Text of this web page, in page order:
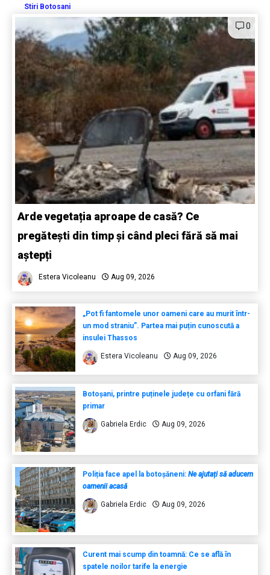
Stiri Botosani
0
Arde vegetația aproape de casă? Ce
pregătești din timp și când pleci fără să mai
aștepți
Estera Vicoleanu Aug 09, 2026
„Pot fi fantomele unor oameni care au murit într-
un mod straniu”. Partea mai puțin cunoscută a
insulei Thassos
Estera Vicoleanu Aug 09, 2026
Botoșani, printre puținele județe cu orfani fără
primar
Gabriela Erdic Aug 09, 2026
Poliția face apel la botoșăneni: Ne ajutați să aducem
oamenii acasă
Gabriela Erdic Aug 09, 2026
Curent mai scump din toamnă: Ce se află în
spatele noilor tarife la energie